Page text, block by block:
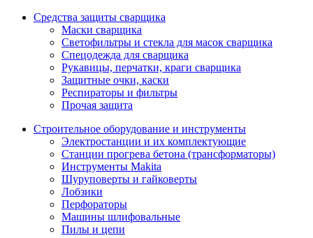
Средства защиты сварщика
Маски сварщика
Светофильтры и стекла для масок сварщика
Спецодежда для сварщика
Рукавицы, перчатки, краги сварщика
Защитные очки, каски
Респираторы и фильтры
Прочая защита
Строительное оборудование и инструменты
Электростанции и их комплектующие
Станции прогрева бетона (трансформаторы)
Инструменты Makita
Шуруповерты и гайковерты
Лобзики
Перфораторы
Машины шлифовальные
Пилы и цепи